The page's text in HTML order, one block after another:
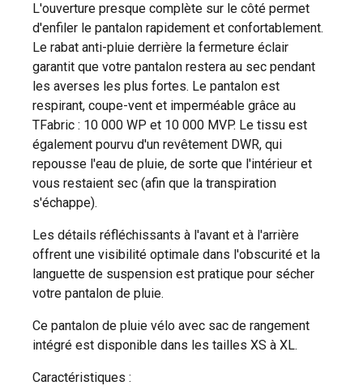
L'ouverture presque complète sur le côté permet
d'enfiler le pantalon rapidement et confortablement.
Le rabat anti-pluie derrière la fermeture éclair
garantit que votre pantalon restera au sec pendant
les averses les plus fortes. Le pantalon est
respirant, coupe-vent et imperméable grâce au
TFabric : 10 000 WP et 10 000 MVP. Le tissu est
également pourvu d'un revêtement DWR, qui
repousse l'eau de pluie, de sorte que l'intérieur et
vous restaient sec (afin que la transpiration
s'échappe).
Les détails réfléchissants à l'avant et à l'arrière
offrent une visibilité optimale dans l'obscurité et la
languette de suspension est pratique pour sécher
votre pantalon de pluie.
Ce pantalon de pluie vélo avec sac de rangement
intégré est disponible dans les tailles XS à XL.
Caractéristiques :